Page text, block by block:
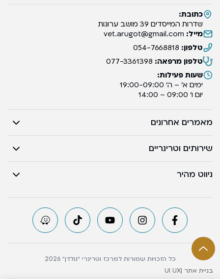
כתובת:
שדרות המייסדים 39 מושב ערוגות
מייל: vet.arugot@gmail.com
טלפון: 054-7668818
טלפון מרפאה: 077-3361398
שעות פעילות:
ימים א’ – ה’ 19:00-09:00
יום ו’ 09:00 – 14:00
מאמרים אחרונים
שירותים וטרינריים
ניווט מהיר
כל הזכויות שמורות למרכז וטרינרי ״גולדן״ 2026
בניית אתר |UI UX